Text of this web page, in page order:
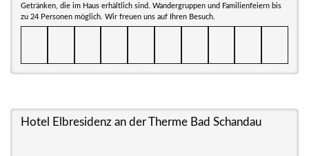
Getränken, die im Haus erhältlich sind. Wandergruppen und Familienfeiern bis
zu 24 Personen möglich. Wir freuen uns auf Ihren Besuch.
Hotel Elbresidenz an der Therme Bad Schandau